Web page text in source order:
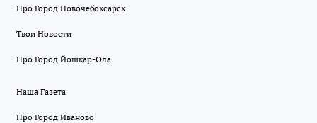
Про Город Новочебоксарск
Твои Новости
Про Город Йошкар-Ола
Наша Газета
Про Город Иваново